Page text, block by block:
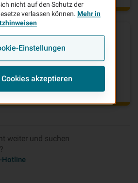
Verträgen
der VHV und benötigen Hilfe
Verträgen?
Services
weiter und suchen
Hotline
nicht auf den Schutz der
verlassen können. Mehr in
Einstellungen
akzeptieren